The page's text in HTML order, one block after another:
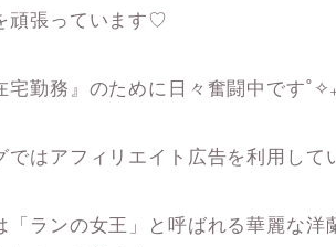
頑張っています♡
宅勤務』のために日々奮闘中です
ではアフィリエイト広告を利用して
「ランの女王」と呼ばれる華麗な